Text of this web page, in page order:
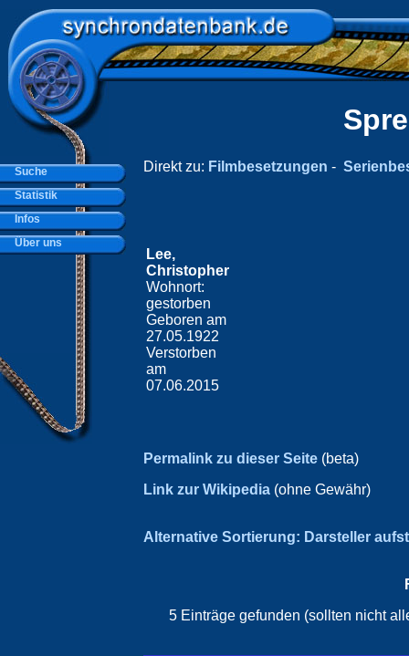
Direkt zu: Filmbesetzungen -
Lee,
Christopher
Wohnort:
gestorben
Geboren am
27.05.1922
Verstorben
am
07.06.2015
Permalink zu dieser Seite (beta)
Link zur Wikipedia (ohne Gewähr)
Alternative Sortierung: Darsteller
5 Einträge gefunden (sollten nicht
Suche
Statistik
Infos
Über uns